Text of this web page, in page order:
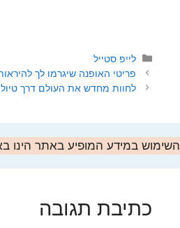
קטגוריות
לייפ סטייל
פריטי האופנה שיגרמו לך
לחוות מחדש את העולם דרך טיול
השימוש במידע המופיע באתר הינו
כתיבת תגובה